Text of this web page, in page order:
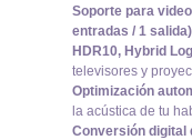
Soporte para
entradas / 1 salida)
HDR10, Hybrid
televisores y
Optimización
la acústica de tu
Conversión digital